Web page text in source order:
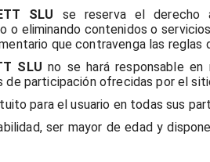
SLU se reserva el derecho
o eliminando contenidos o
que contravenga las reglas
SLU no se hará responsable
de participación ofrecidas por el
para el usuario en todas sus
ser mayor de edad y